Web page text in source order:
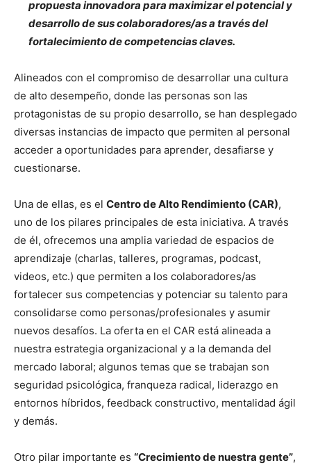
propuesta innovadora para maximizar el potencial y
desarrollo de sus colaboradores/as a través del
fortalecimiento de competencias claves.
Alineados con el compromiso de desarrollar una cultura
de alto desempeño, donde las personas son las
protagonistas de su propio desarrollo, se han desplegado
diversas instancias de impacto que permiten al personal
acceder a oportunidades para aprender, desafiarse y
cuestionarse.
Una de ellas, es el Centro de Alto Rendimiento (CAR),
uno de los pilares principales de esta iniciativa. A través
de él, ofrecemos una amplia variedad de espacios de
aprendizaje (charlas, talleres, programas, podcast,
videos, etc.) que permiten a los colaboradores/as
fortalecer sus competencias y potenciar su talento para
consolidarse como personas/profesionales y asumir
nuevos desafíos. La oferta en el CAR está alineada a
nuestra estrategia organizacional y a la demanda del
mercado laboral; algunos temas que se trabajan son
seguridad psicológica, franqueza radical, liderazgo en
entornos híbridos, feedback constructivo, mentalidad ágil
y demás.
Otro pilar importante es “Crecimiento de nuestra gente”,